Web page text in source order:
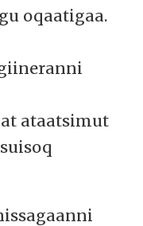
oqaatigaa.
ataatsimut